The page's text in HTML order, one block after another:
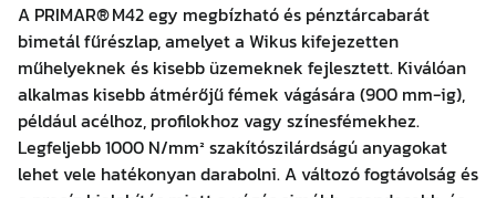
★
A PRIMAR® M42 egy megbízható és pénztárcabarát
bimetál fűrészlap, amelyet a Wikus kifejezetten
műhelyeknek és kisebb üzemeknek fejlesztett. Kiválóan
alkalmas kisebb átmérőjű fémek vágására (900 mm-ig),
például acélhoz, profilokhoz vagy színesfémekhez.
Legfeljebb 1000 N/mm² szakítószilárdságú anyagokat
lehet vele hatékonyan darabolni. A változó fogtávolság és